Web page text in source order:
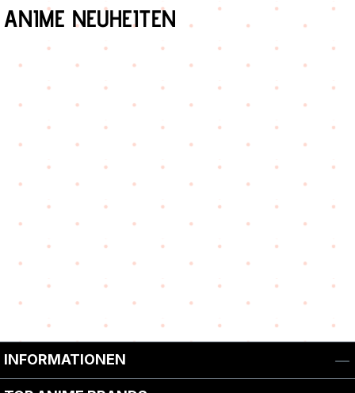
Produktgalerie überspringen
ANIME NEUHEITEN
INFORMATIONEN